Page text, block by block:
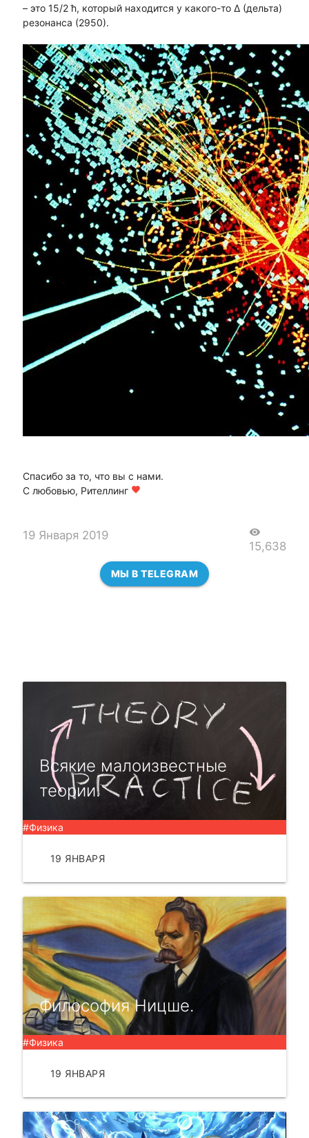
– это 15/2 ħ, который находится у какого-то Δ (дельта)
резонанса (2950).
Спасибо за то, что вы с нами.
С любовью, Рителлинг favorite
19 Января 2019 visibility
15,638
МЫ В TELEGRAM
Всякие малоизвестные
теории.
#Физика
19 ЯНВАРЯ
Философия Ницше.
#Физика
19 ЯНВАРЯ